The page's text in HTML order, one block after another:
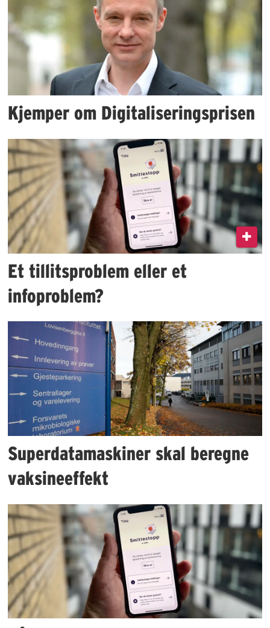
Kjemper om Digitaliseringsprisen
Et tillitsproblem eller et
infoproblem?
Superdatamaskiner skal beregne
vaksineeffekt